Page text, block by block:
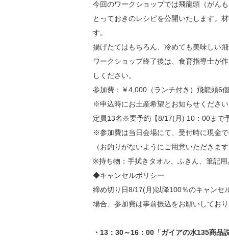
今回のワークショップでは飛龍頭（がん
とっておきのレシピを公開いたします。
す。
揚げたてはもちろん、冷めても美味しい
ワークショップ終了後は、食育指導士が
しください。
参加費：￥4,000（ランチ付き）飛龍頭6
※申込時にお土産希望とお知らせください
定員13名※要予約【8/17(月) 10：00まで
※参加費は当日会場にて、受付時に現金で
（お釣りがないようにご用意いただきま
※持ち物：手拭きタオル、ふきん、筆記用
◆キャンセルポリシー
締め切り日8/17(月)以降100％のキャンセ
場合、参加費は事前振込をお願いしてお
・13：30～16：00「ガイアの水135商品説